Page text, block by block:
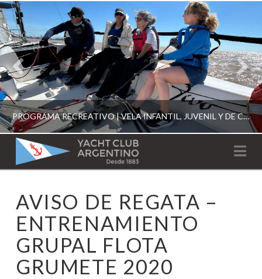
PROGRAMA RECREATIVO | VELA INFANTIL, JUVENIL Y DE CRUCERO 2026
ESCUELA RECREATIVA 2026
YACHT
CLUB
ARGENTINO
AVISO DE REGATA –
ENTRENAMIENTO
GRUPAL FLOTA
GRUMETE 2020